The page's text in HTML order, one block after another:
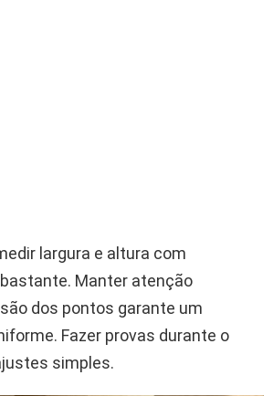
largura e altura com
Manter atenção
dos pontos garante um
Fazer provas durante o
simples.